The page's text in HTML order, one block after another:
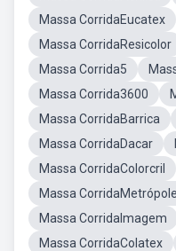
Massa CorridaEucatex
Massa CorridaResicolor
Massa Corrida5
Massa Corrida3600
Massa CorridaBarrica
Massa CorridaDacar
Massa CorridaColorcril
Massa CorridaMetrópole
Massa CorridaImagem
Massa CorridaColatex